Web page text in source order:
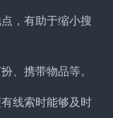
，有助于缩小搜
、携带物品等。
线索时能够及时